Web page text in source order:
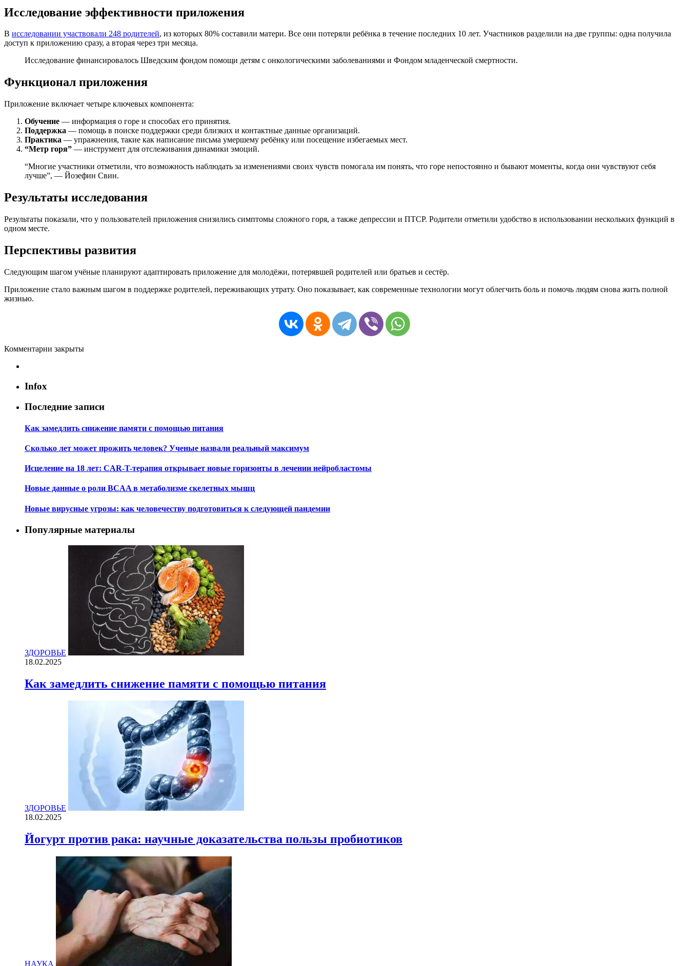
Исследование эффективности приложения
В исследовании участвовали 248 родителей, из которых 80% составили матери. Все они потеряли ребёнка в течение последних 10 лет. Участников разделили на две группы: одна получила
доступ к приложению сразу, а вторая через три месяца.
Исследование финансировалось Шведским фондом помощи детям с онкологическими заболеваниями и Фондом младенческой смертности.
Функционал приложения
Приложение включает четыре ключевых компонента:
Обучение — информация о горе и способах его принятия.
Поддержка — помощь в поиске поддержки среди близких и контактные данные организаций.
Практика — упражнения, такие как написание письма умершему ребёнку или посещение избегаемых мест.
“Метр горя” — инструмент для отслеживания динамики эмоций.
“Многие участники отметили, что возможность наблюдать за изменениями своих чувств помогала им понять, что горе непостоянно и бывают моменты, когда они чувствуют себя
лучше”, — Йозефин Свин.
Результаты исследования
Результаты показали, что у пользователей приложения снизились симптомы сложного горя, а также депрессии и ПТСР. Родители отметили удобство в использовании нескольких функций в
одном месте.
Перспективы развития
Следующим шагом учёные планируют адаптировать приложение для молодёжи, потерявшей родителей или братьев и сестёр.
Приложение стало важным шагом в поддержке родителей, переживающих утрату. Оно показывает, как современные технологии могут облегчить боль и помочь людям снова жить полной
жизнью.
Комментарии закрыты
Infox
Последние записи
Как замедлить снижение памяти с помощью питания
Сколько лет может прожить человек? Ученые назвали реальный максимум
Исцеление на 18 лет: CAR-T-терапия открывает новые горизонты в лечении нейробластомы
Новые данные о роли BCAA в метаболизме скелетных мышц
Новые вирусные угрозы: как человечеству подготовиться к следующей пандемии
Популярные материалы
ЗДОРОВЬЕ
18.02.2025
Как замедлить снижение памяти с помощью питания
ЗДОРОВЬЕ
18.02.2025
Йогурт против рака: научные доказательства пользы пробиотиков
НАУКА